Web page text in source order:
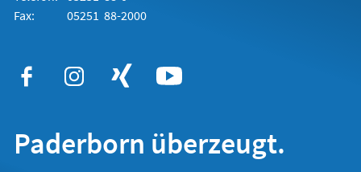
Fax:
05251 88-2000
Paderborn überzeugt.